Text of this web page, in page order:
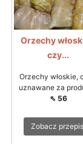
Orzechy
czy...
Orzechy włoskie,
uznawane za
⇖ 56
Zobacz